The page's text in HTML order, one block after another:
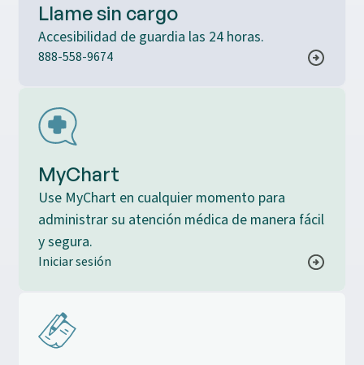
Llame sin cargo
Accesibilidad de guardia las 24 horas.
888-558-9674
MyChart
Use MyChart en cualquier momento para
administrar su atención médica de manera fácil
y segura.
Iniciar sesión